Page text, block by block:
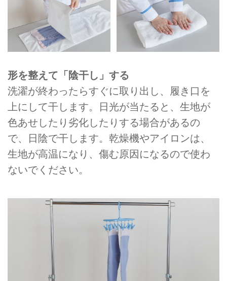
形を整えて「陰干し」する
洗濯が終わったらすぐに取り出し、履き⼝を
上にして⼲します。日光が当たると、生地が
⾊あせしたり劣化したりする場合があるの
で、日陰で⼲します。乾燥機やアイロンは、
生地が高温になり、傷む原因になるので使わ
ないでください。